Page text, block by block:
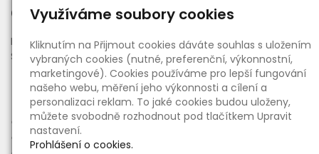
Otevírací doba výdejny
PO - PÁ:08:00 - 16:30
SO:08:00 - 11:00
Informace
● O nás
● Ceny dopravy a platby
Využíváme soubory cookies
Kliknutím na Přijmout cookies dáváte souhlas s uložením
vybraných cookies (nutné, preferenční, výkonnostní,
marketingové). Cookies používáme pro lepší fungování
našeho webu, měření jeho výkonnosti a cílení a
personalizaci reklam. To jaké cookies budou uloženy,
můžete svobodně rozhodnout pod tlačítkem Upravit
nastavení.
Prohlášení o cookies.